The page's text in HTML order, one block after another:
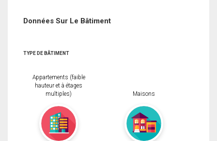
Données Sur Le Bâtiment
TYPE DE BÂTIMENT
Appartements (faible
hauteur et à étages
multiples)
Maisons